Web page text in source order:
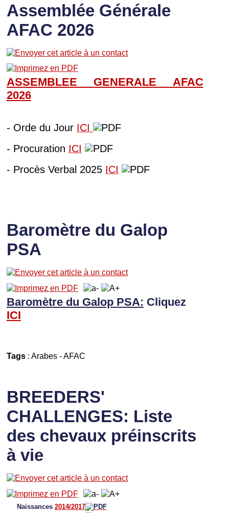
Assemblée Générale
AFAC 2026
ASSEMBLEE GENERALE AFAC
2026
- Orde du Jour ICI
- Procuration ICI
- Procès Verbal 2025 ICI
Baromètre du Galop
PSA
Baromètre du Galop PSA: Cliquez
ICI
Tags: Arabes-AFAC
BREEDERS'
CHALLENGES: Liste
des chevaux préinscrits
à vie
Naissances 2014/2017